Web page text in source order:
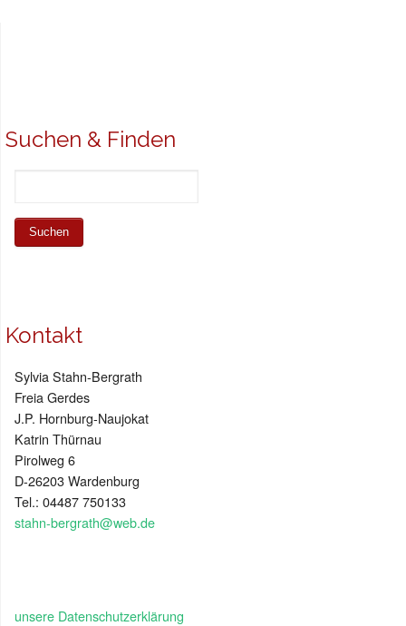
Suchen & Finden
Kontakt
Sylvia Stahn-Bergrath
Freia Gerdes
J.P. Hornburg-Naujokat
Katrin Thürnau
Pirolweg 6
D-26203 Wardenburg
Tel.: 04487 750133
stahn-bergrath@web.de
unsere Datenschutzerklärung